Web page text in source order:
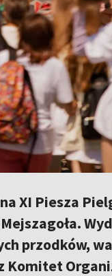
XI Piesza
przodków,